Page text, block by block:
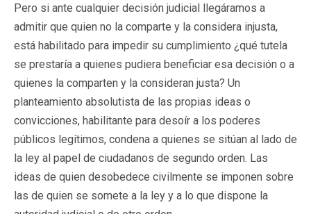
Pero si ante cualquier decisión judicial llegáramos a
admitir que quien no la comparte y la considera injusta,
está habilitado para impedir su cumplimiento ¿qué tutela
se prestaría a quienes pudiera beneficiar esa decisión o a
quienes la comparten y la consideran justa? Un
planteamiento absolutista de las propias ideas o
convicciones, habilitante para desoír a los poderes
públicos legítimos, condena a quienes se sitúan al lado de
la ley al papel de ciudadanos de segundo orden. Las
ideas de quien desobedece civilmente se imponen sobre
las de quien se somete a la ley y a lo que dispone la